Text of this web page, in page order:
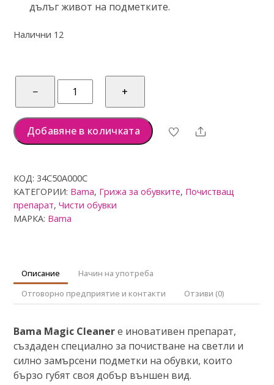
дълъг живот на подметките.
Налични 12
−
количество
Почистващо
средство
100
мл
+
Добавяне в количката Share
КОД: 34C50A000C
КАТЕГОРИИ: Bama, Грижа за обувките, Почистващ
препарат,Чисти обувки
МАРКА: Bama
Описание
Начин на употреба
Отговорно предприятие и контакти
Отзиви (0)
Bama Magic Cleanerе иновативен препарат,
създаден специално за почистване на светли и
силно замърсени подметки на обувки, които
бързо губят своя добър външен вид.